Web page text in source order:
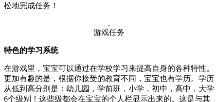
松地完成任务！
游戏任务
特色的学习系统
在游戏里，宝宝可以通过在学校学习来提高自身的各种特性。
更加有趣的是，根据你接受的教育不同，宝宝也有学历。学历
从低到高分别是：幼儿园，学前班，小学，初中，高中，大学
6个级别！这些级都会在宝宝的个人栏显示出来的。这是与其